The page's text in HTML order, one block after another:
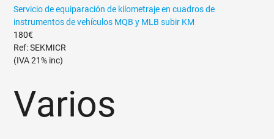
Servicio de equiparación de kilometraje en cuadros de
instrumentos de vehículos MQB y MLB subir KM
180€
Ref: SEKMICR
(IVA 21% inc)
Varios